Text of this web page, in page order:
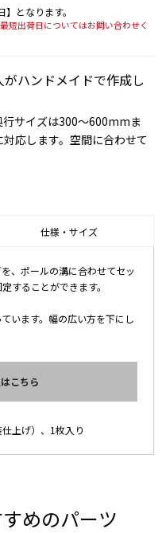
となります。
短出荷日についてはお問い合わせく
ハンドメイドで作成し
サイズは300～600mmま
応します。空間に合わせて
仕様・サイズ
、ポールの溝に合わせてセッ
することができます。
います。幅の広い方を下にし
こちら
上げ）、1枚入り
めのパーツ